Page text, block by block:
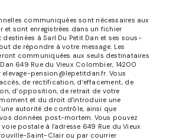
communiquées sont nécessaires aux
et sont enregistrées dans un fichier
à Sarl Du Petit Dan et ses sous-
de répondre à votre message. Les
communiquées aux seuls destinataires
649 Rue du Vieux Colombier, 14200
pension@lepetitdan.fr. Vous
de rectification, d’effacement, de
d’opposition, de retrait de votre
et du droit d’introduire une
autorité de contrôle, ainsi que
données post-mortem. Vous pouvez
postale à l'adresse 649 Rue du Vieux
Saint-Clair ou par courrier